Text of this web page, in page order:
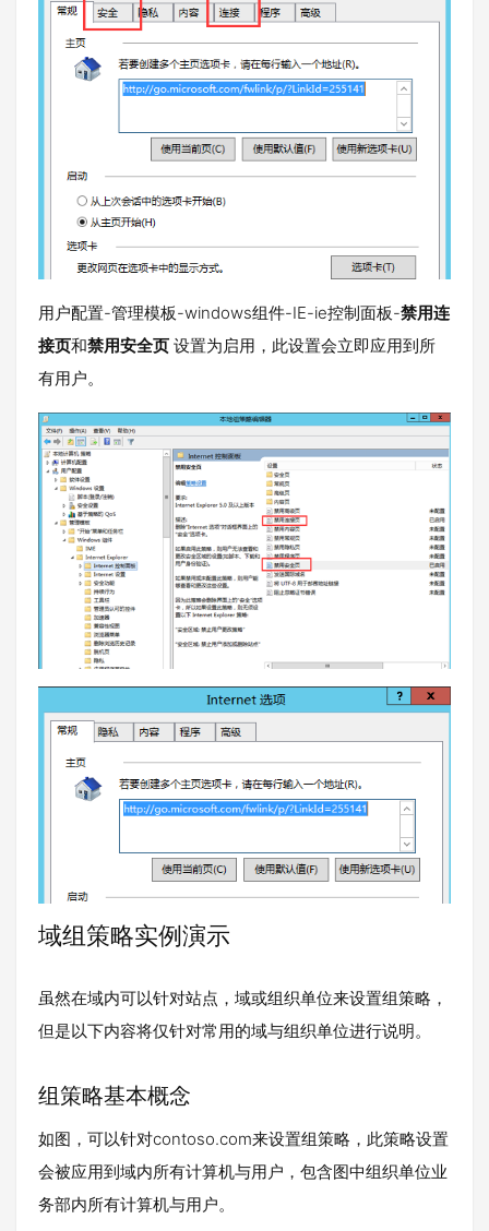
用户配置-管理模板-windows组件-IE-ie控制面板-禁用连
接页和禁用安全页 设置为启用，此设置会立即应用到所
有用户。
域组策略实例演示
虽然在域内可以针对站点，域或组织单位来设置组策略，
但是以下内容将仅针对常用的域与组织单位进行说明。
组策略基本概念
如图，可以针对contoso.com来设置组策略，此策略设置
会被应用到域内所有计算机与用户，包含图中组织单位业
务部内所有计算机与用户。